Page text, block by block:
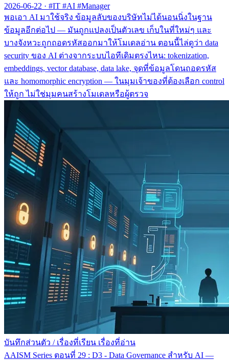
2026-06-22 · #IT #AI #Manager
พอเอา AI มาใช้จริง ข้อมูลลับของบริษัทไม่ได้นอนนิ่งในฐาน
ข้อมูลอีกต่อไป — มันถูกแปลงเป็นตัวเลข เก็บในที่ใหม่ๆ และ
บางจังหวะถูกถอดรหัสออกมาให้โมเดลอ่าน ตอนนี้ไล่ดูว่า data
security ของ AI ต่างจากระบบไอทีเดิมตรงไหน: tokenization,
embeddings, vector database, data lake, จุดที่ข้อมูลโดนถอดรหัส
และ homomorphic encryption — ในมุมเจ้าของที่ต้องเลือก control
ให้ถูก ไม่ใช่มุมคนสร้างโมเดลหรือผู้ตรวจ
บันทึกส่วนตัว / เรื่องที่เรียน เรื่องที่อ่าน
AAISM Series ตอนที่ 29 : D3 - Data Governance สำหรับ AI —